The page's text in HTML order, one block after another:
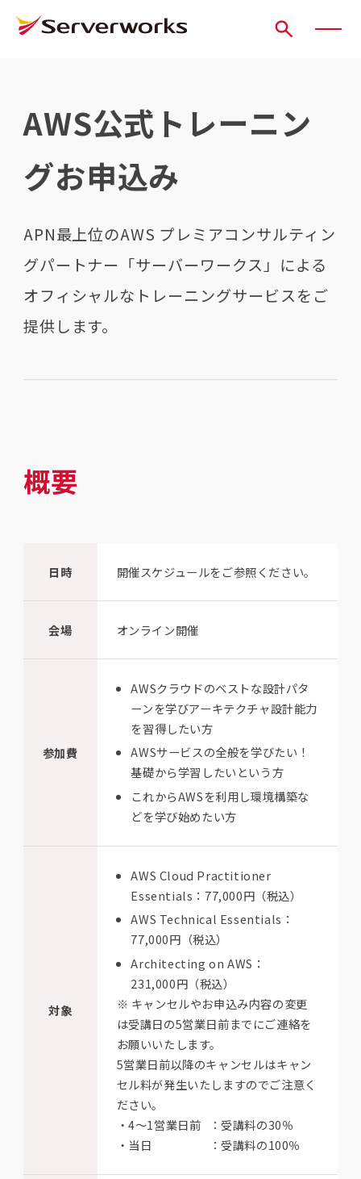
AWS公式トレーニン
グお申込み
APN最上位のAWS プレミアコンサルティン
グパートナー「サーバーワークス」による
オフィシャルなトレーニングサービスをご
提供します。
概要
日時 開催スケジュールをご参照ください。
会場 オンライン開催
参加費
AWSクラウドのベストな設計パタ
ーンを学びアーキテクチャ設計能力
を習得したい方
AWSサービスの全般を学びたい！
基礎から学習したいという方
これからAWSを利用し環境構築な
どを学び始めたい方
対象
AWS Cloud Practitioner
Essentials：77,000円（税込）
AWS Technical Essentials：
77,000円（税込）
Architecting on AWS：
231,000円（税込）
※ キャンセルやお申込み内容の変更
は受講日の5営業日前までにご連絡を
お願いいたします。
5営業日前以降のキャンセルはキャン
セル料が発生いたしますのでご注意く
ださい。
・4〜1営業日前
：受講料の30％
・ 当日 ：受講料の100％